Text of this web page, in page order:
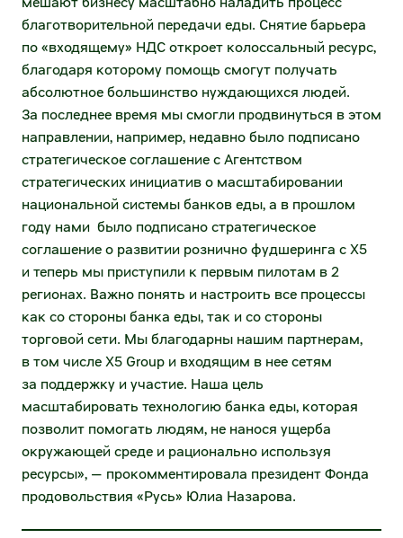
Х5 Импорт поставщикам
X5 Импорт оптовым покупателям
Некоммерческие закупки X5
Личный кабинет поставщика
Строительно-монтажные работы
Транспортные услуги
Услуги для импортных поставок
Закупки дирекции недвижимости (СМР,
РСР)
Услуги по погрузке-разгрузке, выкладке,
фасовке товаров
Агентский договор на коммунальные
Услуги по уборке помещений и
территории
благотворительной передачи еды. Снятие барьера
по «входящему» НДС откроет колоссальный ресурс,
благодаря которому помощь смогут получать
абсолютное большинство нуждающихся людей.
За последнее время мы смогли продвинуться в этом
направлении, например, недавно было подписано
стратегическое соглашение с Агентством
стратегических инициатив о масштабировании
национальной системы банков еды, а в прошлом
году нами было подписано стратегическое
соглашение о развитии рознично фудшеринга с X5
и теперь мы приступили к первым пилотам в 2
регионах. Важно понять и настроить все процессы
как со стороны банка еды, так и со стороны
торговой сети. Мы благодарны нашим партнерам,
в том числе X5 Group и входящим в нее сетям
за поддержку и участие. Наша цель
масштабировать технологию банка еды, которая
позволит помогать людям, не нанося ущерба
окружающей среде и рационально используя
ресурсы», — прокомментировала президент Фонда
продовольствия «Русь» Юлиа Назарова.